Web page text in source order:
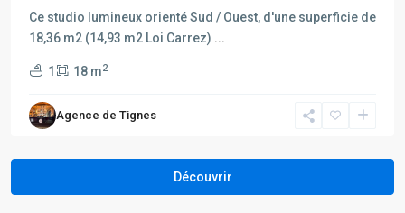
Ce studio lumineux orienté Sud / Ouest, d'une superficie de
18,36 m2 (14,93 m2 Loi Carrez) ...
1 18 m2
Agence de Tignes